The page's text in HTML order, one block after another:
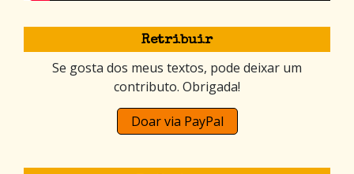
Retribuir
Se gosta dos meus textos, pode deixar um
contributo. Obrigada!
Doar via PayPal